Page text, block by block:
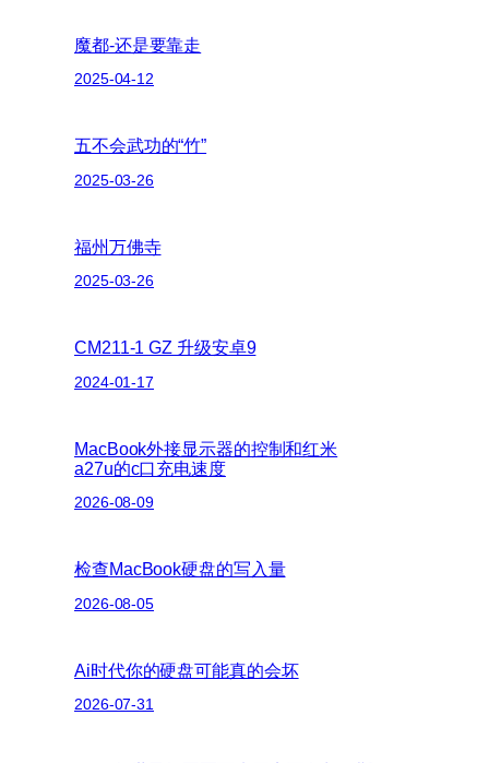
魔都-还是要靠走
2025-04-12
五不会武功的“竹”
2025-03-26
福州万佛寺
2025-03-26
CM211-1 GZ 升级安卓9
2024-01-17
MacBook外接显示器的控制和红米
a27u的c口充电速度
2026-08-09
检查MacBook硬盘的写入量
2026-08-05
Ai时代你的硬盘可能真的会坏
2026-07-31